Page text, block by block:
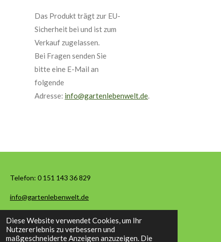
Diese Website verwendet Cookies, um Ihr
Nutzererlebnis zu verbessern und
maßgeschneiderte Anzeigen anzuzeigen. Die
Das Produkt trägt zur EU-
Sicherheit bei und ist zum
Verkauf zugelassen.
Bei Fragen senden Sie
bitte eine E-Mail an
folgende
Adresse: info@gartenlebenwelt.de
Telefon: 0 151 143 36 829
info@gartenlebenwelt.de
© 2026 Garten Leben Welt